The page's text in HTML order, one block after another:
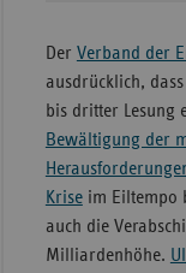
Der Verband der
ausdrücklich,
bis dritter Lesung
Bewältigung der
Kriseim Eiltempo
auch die
Milliardenhöhe.